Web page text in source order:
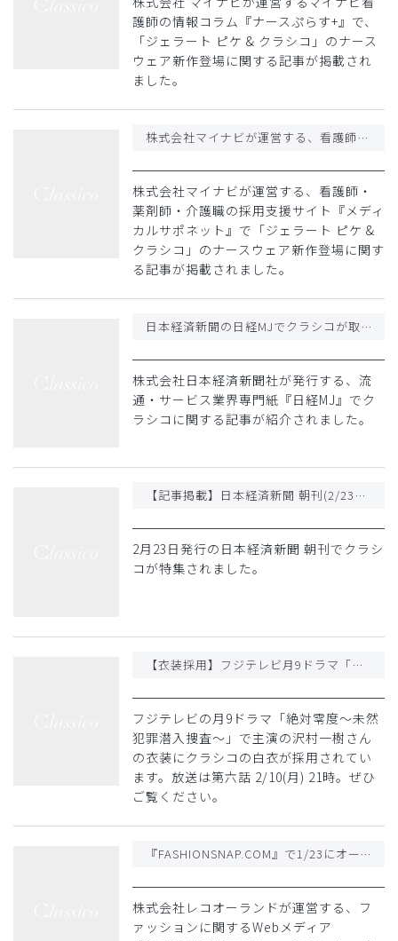
護師の情報コラム『ナースぷらす+』で、
「ジェラート ピケ & クラシコ」のナース
ウェア新作登場に関する記事が掲載され
ました。
株式会社マイナビが運営する、看護師・薬剤師・介護職の採用支援サイト『メディカルサポネット』で「ジェラート ピケ & クラシコ」のナースウェア新作登場に関する記事が掲載されました
株式会社マイナビが運営する、看護師・
薬剤師・介護職の採用支援サイト『メディ
カルサポネット』で「ジェラート ピケ &
クラシコ」のナースウェア新作登場に関す
る記事が掲載されました。
日本経済新聞の日経MJでクラシコが取り上げられました
株式会社日本経済新聞社が発行する、流
通・サービス業界専門紙『日経MJ』でク
ラシコに関する記事が紹介されました。
【記事掲載】日本経済新聞 朝刊(2/23発行)でクラシコが特集されました。
2月23日発行の日本経済新聞 朝刊でクラシ
コが特集されました。
【衣装採用】フジテレビ月9ドラマ「絶対零度～未然犯罪潜入捜査～」沢村一樹さんの衣装にクラシコが採用
フジテレビの月9ドラマ「絶対零度～未然
犯罪潜入捜査～」で主演の沢村一樹さん
の衣装にクラシコの白衣が採用されてい
ます。放送は第六話 2/10(月) 21時。ぜひ
ご覧ください。
『FASHIONSNAP.COM』で1/23にオープンしたクラシコの実店舗「Classico OMOTESANDO」に関する記事が紹介されました
株式会社レコオーランドが運営する、フ
ァッションに関するWebメディア